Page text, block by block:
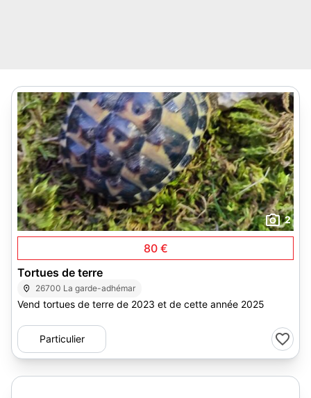
2
80 €
Tortues de terre
26700 La garde-adhémar
Vend tortues de terre de 2023 et de cette année 2025
Particulier